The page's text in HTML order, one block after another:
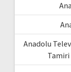
Anadolu
Tamiri